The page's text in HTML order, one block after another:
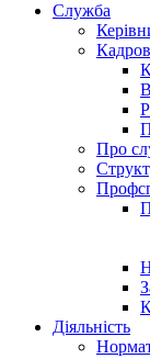
Служба
Про
Діяльність